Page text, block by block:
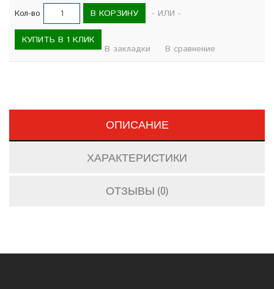
Кол-во В КОРЗИНУ - ИЛИ -
КУПИТЬ В 1 КЛИК
В закладки В сравнение
ОПИСАНИЕ
ХАРАКТЕРИСТИКИ
ОТЗЫВЫ (0)